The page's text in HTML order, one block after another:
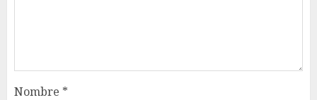
Nombre *